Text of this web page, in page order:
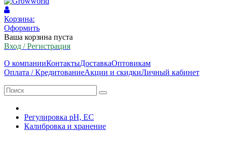
Корзина:
Оформить
Ваша корзина пуста
Вход / Регистрация
О компанииКонтактыДоставкаОптовикам
Оплата / КредитованиеАкции и скидкиЛичный кабинет
Регулировка pH, EC
Калибровка и хранение